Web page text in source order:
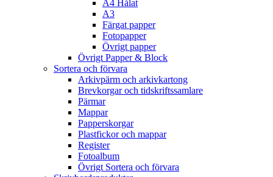
A4 Hålat
A3
Färgat papper
Fotopapper
Övrigt papper
Övrigt Papper & Block
Sortera och förvara
Arkivpärm och arkivkartong
Brevkorgar och tidskriftssamlare
Pärmar
Mappar
Papperskorgar
Plastfickor och mappar
Register
Fotoalbum
Övrigt Sortera och förvara